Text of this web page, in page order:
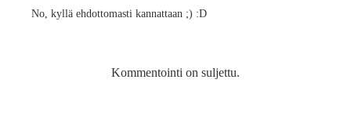
No, kyllä ehdottomasti kannattaan ;) :D
Kommentointi on suljettu.